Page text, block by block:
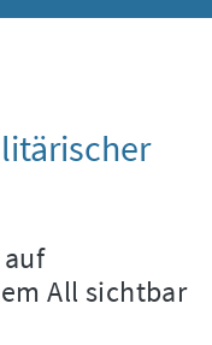
auf
All sichtbar